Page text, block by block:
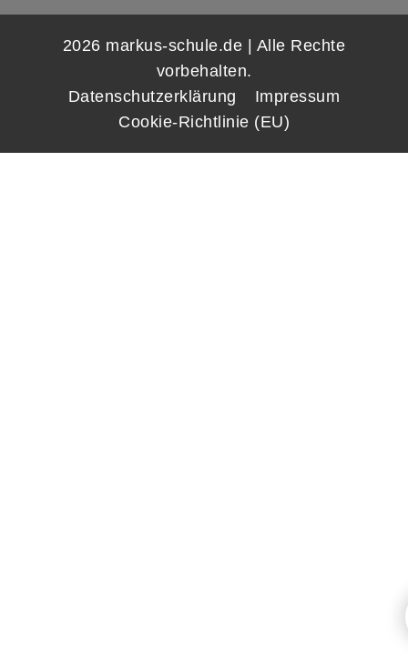
2026 markus-schule.de | Alle Rechte
vorbehalten.
Datenschutzerklärung
Impressum
Cookie-Richtlinie (EU)